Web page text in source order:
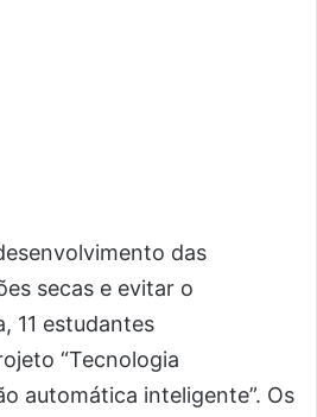
das
secas e evitar o
11 estudantes
“Tecnologia
automática inteligente”. Os